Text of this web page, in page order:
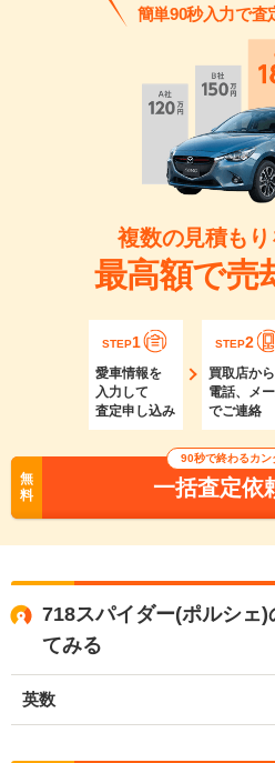
簡単90秒入力で査
複数の見積も
最高額で売
STEP1
愛車情報を
入力して
査定申し込み
STEP2
買取店から
電話、メ
でご連絡
無
料
90秒で終わるカン
一括査定依
718スパイダー(ポルシェ
てみる
英数